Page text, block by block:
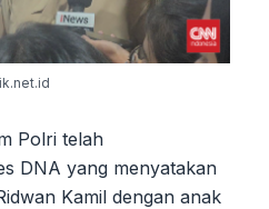
Polri telah
DNA yang menyatakan
Kamil dengan anak